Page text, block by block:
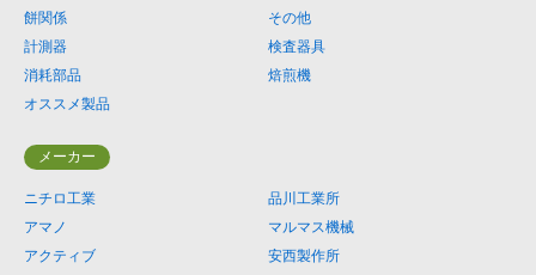
餅関係
その他
計測器
検査器具
消耗部品
焙煎機
オススメ製品
メーカー
ニチロ工業
品川工業所
アマノ
マルマス機械
アクティブ
安西製作所